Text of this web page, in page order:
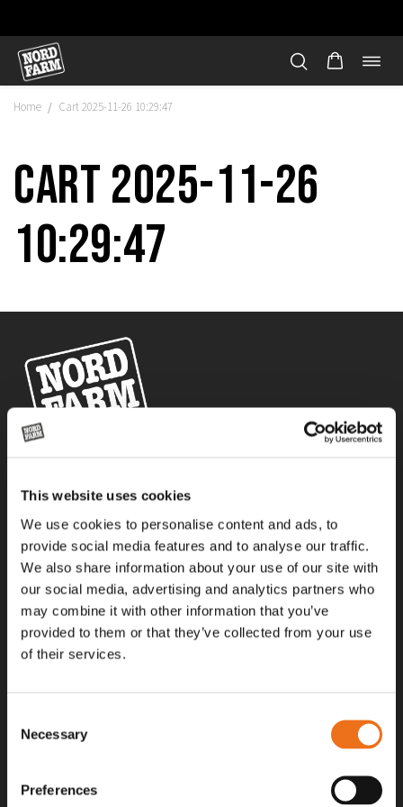
This website uses cookies
We use cookies to personalise content and ads, to
provide social media features and to analyse our traffic.
We also share information about your use of our site with
our social media, advertising and analytics partners who
may combine it with other information that you’ve
provided to them or that they’ve collected from your use
of their services.
Selection
Necessary
Preferences
Hoppa
innehåll
Home / Cart 2025-11-26 10:29:47
Cart 2025-11-26
10:29:47
gäller inte vid köp av enskild produkt, till exempel
reservdel. Kontakta din lokala återförsäljare för aktuella priser.
Surgatan 12, 602 28
Norrköping, Sweden
+46 (0)11 – 19 70 40
marknad@nordfarm.se